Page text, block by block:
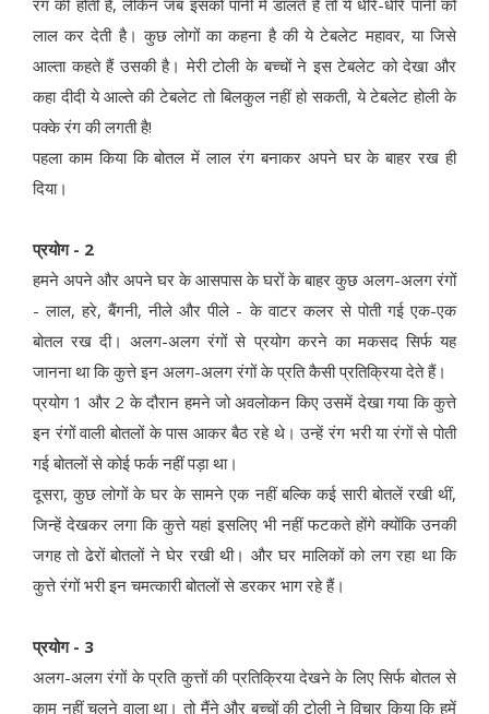
रंग की होती है, लेकिन जब इसको पानी में डालते हैं तो ये धीरे-धीरे पानी को
लाल कर देती है। कुछ लोगों का कहना है की ये टेबलेट महावर, या जिसे
आल्ता कहते हैं उसकी है। मेरी टोली के बच्चों ने इस टेबलेट को देखा और
कहा दीदी ये आल्ते की टेबलेट तो बिलकुल नहीं हो सकती, ये टेबलेट होली के
पक्के रंग की लगती है!
पहला काम किया कि बोतल में लाल रंग बनाकर अपने घर के बाहर रख ही
दिया।
प्रयोग - 2
हमने अपने और अपने घर के आसपास के घरों के बाहर कुछ अलग-अलग रंगों
- लाल, हरे, बैंगनी, नीले और पीले - के वाटर कलर से पोती गई एक-एक
बोतल रख दी। अलग-अलग रंगों से प्रयोग करने का मकसद सिर्फ यह
जानना था कि कुत्ते इन अलग-अलग रंगों के प्रति कैसी प्रतिक्रिया देते हैं।
प्रयोग 1 और 2 के दौरान हमने जो अवलोकन किए उसमें देखा गया कि कुत्ते
इन रंगों वाली बोतलों के पास आकर बैठ रहे थे। उन्हें रंग भरी या रंगों से पोती
गई बोतलों से कोई फर्क नहीं पड़ा था।
दूसरा, कुछ लोगों के घर के सामने एक नहीं बल्कि कई सारी बोतलें रखी थीं,
जिन्हें देखकर लगा कि कुत्ते यहां इसलिए भी नहीं फटकते होंगे क्योंकि उनकी
जगह तो ढेरों बोतलों ने घेर रखी थी। और घर मालिकों को लग रहा था कि
कुत्ते रंगों भरी इन चमत्कारी बोतलों से डरकर भाग रहे हैं।
प्रयोग - 3
अलग-अलग रंगों के प्रति कुत्तों की प्रतिक्रिया देखने के लिए सिर्फ बोतल से
काम नहीं चलने वाला था। तो मैंने और बच्चों की टोली ने विचार किया कि हमें